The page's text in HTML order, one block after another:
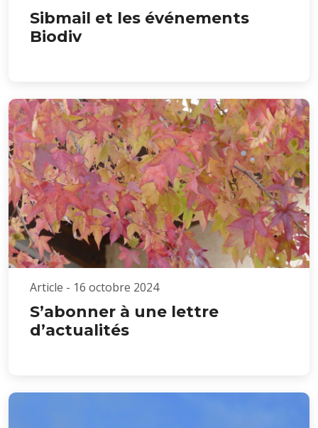
Sibmail et les événements
Biodiv
Article - 16 octobre 2024
S’abonner à une lettre
d’actualités